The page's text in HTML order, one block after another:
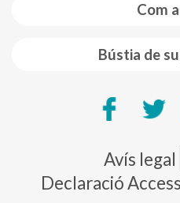
Com
Bústia de
Avís legal
Declaració